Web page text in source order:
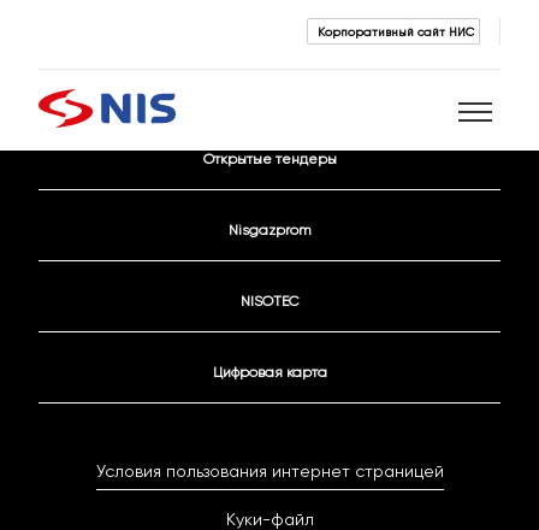
Корпоративный сайт НИС
Открытые тендеры
Nisgazprom
NISOTEC
Цифровая карта
Условия пользования интернет страницей
Куки-файл